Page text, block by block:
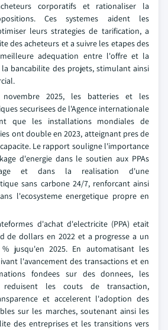
corporatifs et rationaliser la
Ces systemes aident les
leurs strategies de tarification, a
des acheteurs et a suivre les etapes des
adequation entre l'offre et la
bancabilite des projets, stimulant ainsi
novembre 2025, les batteries et les
securisees de l'Agence internationale
que les installations mondiales de
ont double en 2023, atteignant pres de
Le rapport souligne l'importance
d'energie dans le soutien aux PPAs
et dans la realisation d'une
sans carbone 24/7, renforcant ainsi
l'ecosysteme energetique propre en
d'achat d'electricite (PPA) etait
de dollars en 2022 et a progresse a un
jusqu'en 2025. En automatisant les
l'avancement des transactions et en
fondees sur des donnees, les
reduisent les couts de transaction,
et accelerent l'adoption des
sur les marches, soutenant ainsi les
des entreprises et les transitions vers